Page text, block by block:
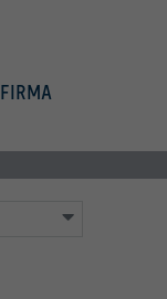
FIRMA